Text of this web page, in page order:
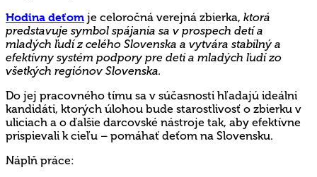
Hodina deťom je celoročná verejná zbierka, ktorá
predstavuje symbol spájania sa v prospech detí a
mladých ľudí z celého Slovenska a vytvára stabilný a
efektívny systém podpory pre deti a mladých ľudí zo
všetkých regiónov Slovenska.
Do jej pracovného tímu sa v súčasnosti hľadajú ideálni
kandidáti, ktorých úlohou bude starostlivosť o zbierku v
uliciach a o ďalšie darcovské nástroje tak, aby efektívne
prispievali k cieľu – pomáhať deťom na Slovensku.
Náplň práce: